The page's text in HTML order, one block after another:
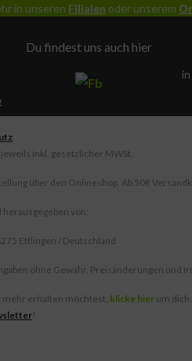
in unseren Filialen oder unserem
Du findest uns auch hier
inkl. gesetzlicher MWSt.
über den Onlineshop. Ab 50€
von:
Ettlingen / Deutschland
ohne Gewähr, Preisänderungen und
erhalten möchtest, klicke hier um
!